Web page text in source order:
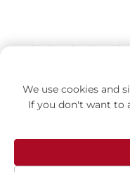
تشانغتشياو، بلدة وانكوان،
الصين 325409
We use cookies and
If you don't want to